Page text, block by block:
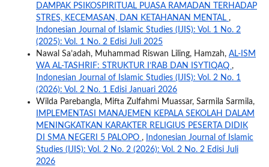
DAMPAK PSIKOSPIRITUAL PUASA RAMADAN TERHADAP
STRES, KECEMASAN, DAN KETAHANAN MENTAL ,
Indonesian Journal of Islamic Studies (IJIS): Vol. 1 No. 2
(2025): Vol. 1 No. 2 Edisi Juli 2025
Nawal Sa’adah, Muhammad Riswan Liling, Hamzah, AL-ISM
WA AL-TASHRIF: STRUKTUR I’RAB DAN ISYTIQAQ ,
Indonesian Journal of Islamic Studies (IJIS): Vol. 2 No. 1
(2026): Vol. 2 No. 1 Edisi Januari 2026
Wilda Parebangla, Mifta Zulfahmi Muassar, Sarmila Sarmila,
IMPLEMENTASI MANAJEMEN KEPALA SEKOLAH DALAM
MENINGKATKAN KARAKTER RELIGIUS PESERTA DIDIK
DI SMA NEGERI 5 PALOPO ,
Indonesian Journal of Islamic
Studies (IJIS): Vol. 2 No. 2 (2026): Vol. 2 No. 2 Edisi Juli
2026